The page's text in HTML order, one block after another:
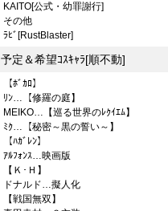
KAITO[公式・幼罪謝行]
その他
ﾗﾋﾞ[RustBlaster]
予定＆希望ｺｽｷｬﾗ[順不動]
【ﾎﾞｶﾛ】
ﾘﾝ…【修羅の庭】
MEIKO…【巡る世界のﾚｸｲｴﾑ】
ﾐｸ…【秘密～黒の誓い～】
【ﾊｶﾞﾚﾝ】
ｱﾙﾌｫﾝｽ…映画版
【Ｋ･Ｈ】
ドナルド…擬人化
【戦国無双】